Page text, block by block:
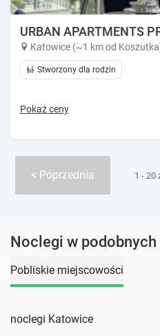
URBAN APARTMENTS
Katowice (~1 km od
Stworzony dla rodzin
Pokaż ceny
Poprzednia 1 - 20
Noclegi w
Pobliskie miejscowości
noclegi Katowice